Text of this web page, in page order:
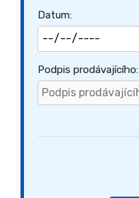
Datum:
Podpis prodávajícího: